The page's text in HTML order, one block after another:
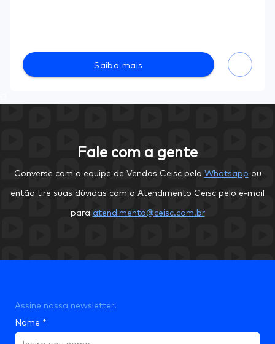
Saiba mais
Fale com a gente
Converse com a equipe de Vendas Ceisc pelo Whatsapp ou
então tire suas dúvidas com o Atendimento Ceisc pelo e-mail
para atendimento@ceisc.com.br
Assine nossa newsletter!
Nome *